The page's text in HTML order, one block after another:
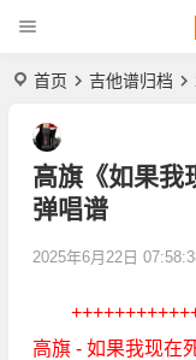
首页 吉他谱归档
高旗《如果我
弹唱谱
2025年6月22日
高旗 - 如果我现在